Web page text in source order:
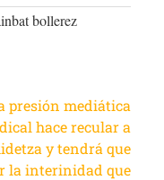
bollerez
presión mediática
hace recular a
y tendrá que
la interinidad que